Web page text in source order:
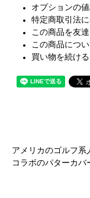
オプションの
特定商取引法
この商品を友
この商品につ
買い物を続ける
アメリカのゴルフ系
コラボのパターカバ